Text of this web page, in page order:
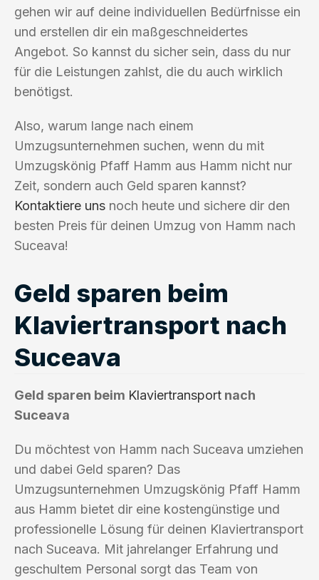
gehen wir auf deine individuellen Bedürfnisse ein
und erstellen dir ein maßgeschneidertes
Angebot. So kannst du sicher sein, dass du nur
für die Leistungen zahlst, die du auch wirklich
benötigst.
Also, warum lange nach einem
Umzugsunternehmen suchen, wenn du mit
Umzugskönig Pfaff Hamm aus Hamm nicht nur
Zeit, sondern auch Geld sparen kannst?
Kontaktiere uns noch heute und sichere dir den
besten Preis für deinen Umzug von Hamm nach
Suceava!
Geld sparen beim
Klaviertransport nach
Suceava
Geld sparen beim Klaviertransport nach
Suceava
Du möchtest von Hamm nach Suceava umziehen
und dabei Geld sparen? Das
Umzugsunternehmen Umzugskönig Pfaff Hamm
aus Hamm bietet dir eine kostengünstige und
professionelle Lösung für deinen Klaviertransport
nach Suceava. Mit jahrelanger Erfahrung und
geschultem Personal sorgt das Team von